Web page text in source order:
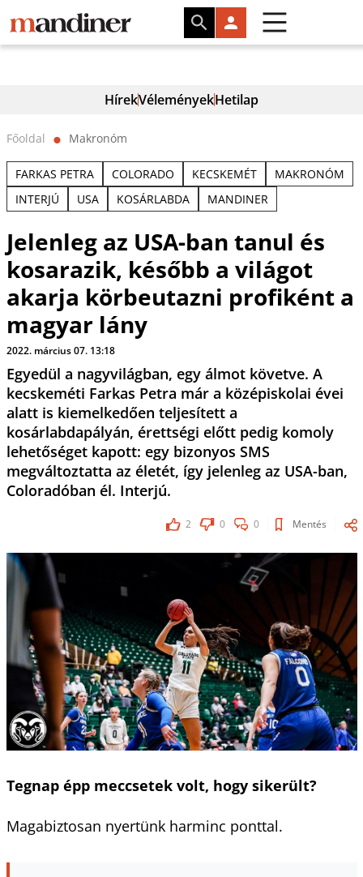
HírekVéleményekHetilap
Főoldal ⬤ Makronóm
FARKAS PETRA COLORADO KECSKEMÉT
MAKRONÓM
INTERJÚ
USA KOSÁRLABDA MANDINER
Jelenleg az USA-ban tanul és
kosarazik, később a világot
akarja körbeutazni profiként a
magyar lány
2022. március 07. 13:18
Egyedül a nagyvilágban, egy álmot követve. A
kecskeméti Farkas Petra már a középiskolai évei
alatt is kiemelkedően teljesített a
kosárlabdapályán, érettségi előtt pedig komoly
lehetőséget kapott: egy bizonyos SMS
megváltoztatta az életét, így jelenleg az USA-ban,
Coloradóban él. Interjú.
2 0 0 Mentés
Tegnap épp meccsetek volt, hogy sikerült?
Magabiztosan nyertünk harminc ponttal.